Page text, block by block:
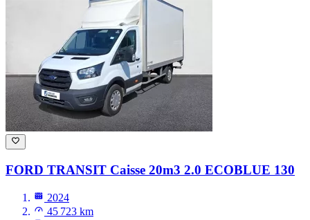
FORD TRANSIT Caisse 20m3 2.0 ECOBLUE 130
2024
45 723 km